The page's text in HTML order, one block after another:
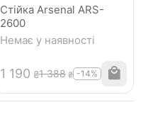
Стійка Arsenal ARS-
2600
Немає у наявності
1 190 ₴1 388 ₴ -14%